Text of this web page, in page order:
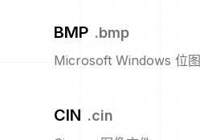
BMP .bmp
Microsoft Windows 位图
CIN .cin